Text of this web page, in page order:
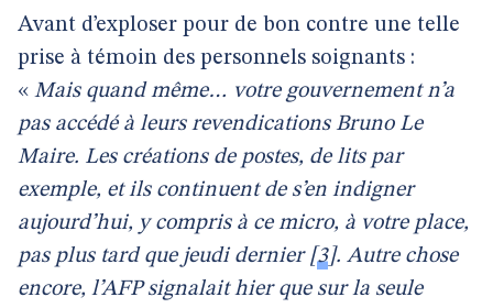
Avant d’exploser pour de bon contre une telle
prise à témoin des personnels soignants :
« Mais quand même… votre gouvernement n’a
pas accédé à leurs revendications Bruno Le
Maire. Les créations de postes, de lits par
exemple, et ils continuent de s’en indigner
aujourd’hui, y compris à ce micro, à votre place,
pas plus tard que jeudi dernier[3]. Autre chose
encore, l’AFP signalait hier que sur la seule